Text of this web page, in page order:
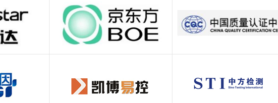
服务！